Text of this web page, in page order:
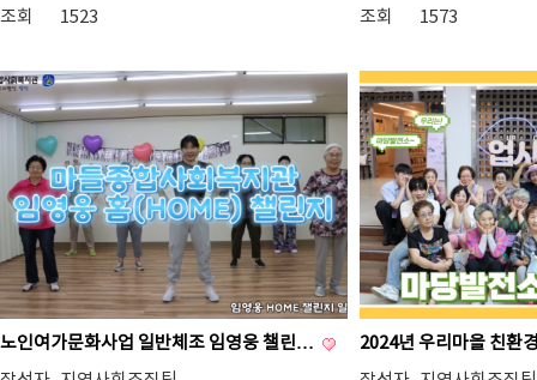
조회
1523
조회
1573
노인여가문화사업 일반체조 임영웅 챌린…
2024년 우리마을 친환